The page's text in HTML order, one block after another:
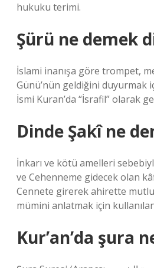
hukuku terimi.
Şürü ne demek
İslami inanışa göre trompet,
Günü’nün geldiğini duyurmak
İsmi Kuran’da “İsrafil” olarak
Dinde Şakî ne
İnkarı ve kötü amelleri
ve Cehenneme gidecek olan
Cennete girerek ahirette
mümini anlatmak için
Kur’an’da şura